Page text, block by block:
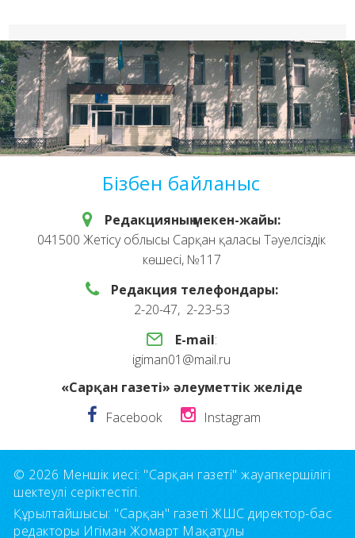
Бізбен байланыс
Редакцияның мекен-жайы:
041500 Жетісу облысы Сарқан қаласы Тәуелсіздік
көшесі, №117
Редакция телефондары:
2-20-47, 2-23-53
E-mail:
igiman01@mail.ru
«Сарқан газеті» әлеуметтік желіде
Facebook
Instagram
© 2026 Меншік иесі: "Сарқан газеті" жауапкершілігі
шектеулі серіктестігі.
Құрылтайшысы: "Сарқан" газеті ЖШС директор-бас
редакторы Игіман Жомарт Мақатұлы